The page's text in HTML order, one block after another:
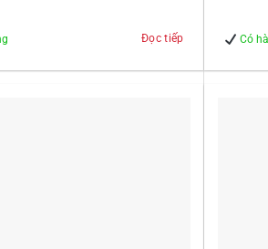
Đọc tiếp Có